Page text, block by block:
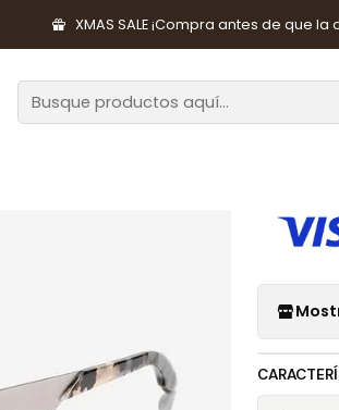
XMAS SALE ¡Compra antes de que
de Moda Lentes y Accesorios Lentes